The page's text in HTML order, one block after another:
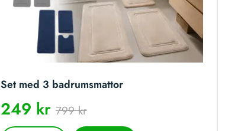
Set med 3 badrumsmattor
249 kr799 kr